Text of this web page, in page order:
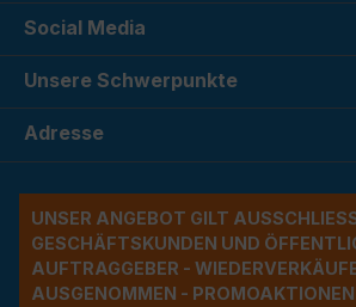
Social Media
Unsere Schwerpunkte
Adresse
UNSER ANGEBOT GILT
ESCHÄFTSKUNDEN UND
UFTRAGGEBER -
USGENOMMEN - PROMOAKTIONEN